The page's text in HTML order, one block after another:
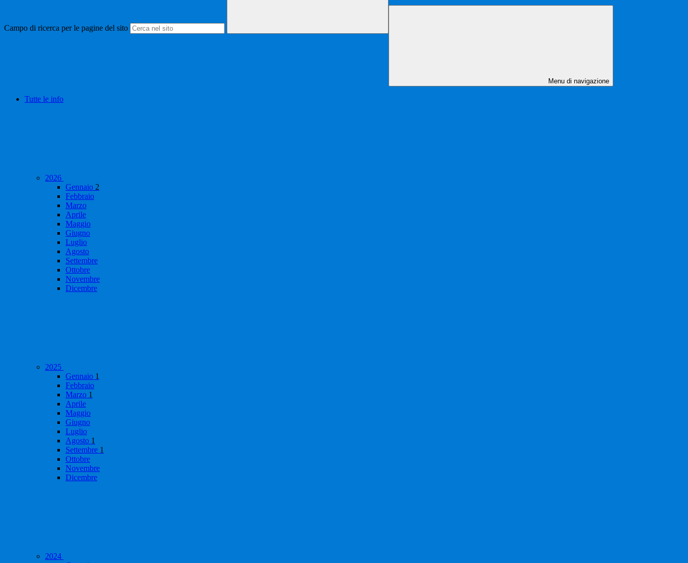
Campo di ricerca per le pagine del sito
Menu di navigazione
Tutte le info
2026
Gennaio 2
Febbraio
Marzo
Aprile
Maggio
Giugno
Luglio
Agosto
Settembre
Ottobre
Novembre
Dicembre
2025
Gennaio 1
Febbraio
Marzo 1
Aprile
Maggio
Giugno
Luglio
Agosto 1
Settembre 1
Ottobre
Novembre
Dicembre
2024